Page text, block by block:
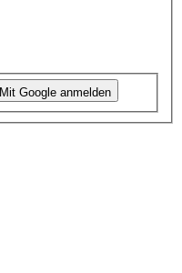
Mit Google anmelden